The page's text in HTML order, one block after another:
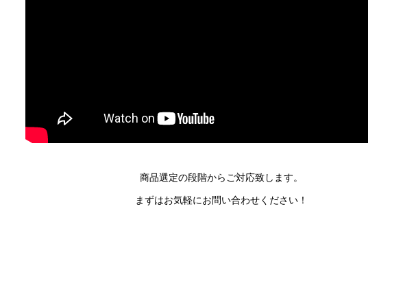
商品選定の段階からご対応致します。
まずはお気軽にお問い合わせください！